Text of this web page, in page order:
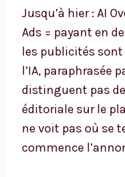
Jusqu’à hier : AI
Ads = payant en
les publicités sont
l’IA, paraphrasée
distinguent pas
éditoriale sur le
ne voit pas où se
commence